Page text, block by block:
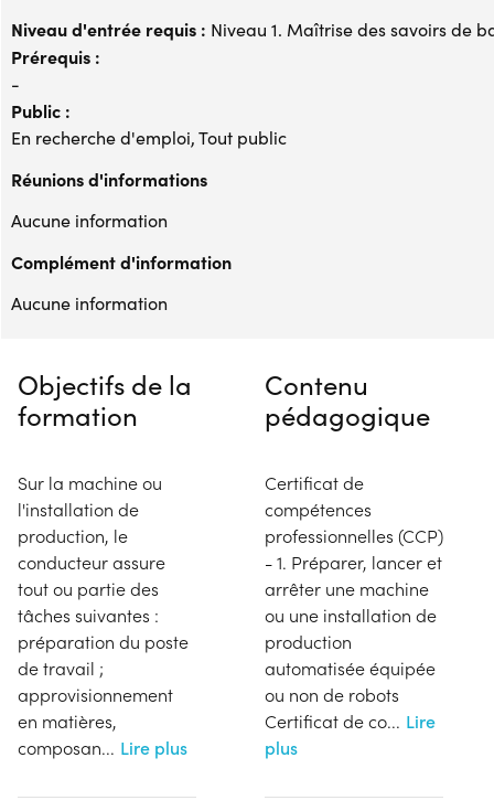
Niveau d'entrée requis : Niveau 1. Maîtrise des savoirs de
Prérequis :
-
Public :
En recherche d'emploi, Tout public
Réunions d'informations
Aucune information
Complément d'information
Aucune information
Objectifs de la
formation
Sur la machine ou
l'installation de
production, le
conducteur assure
tout ou partie des
tâches suivantes :
préparation du poste
de travail ;
approvisionnement
en matières,
composan... Lire plus
Contenu
pédagogique
Certificat de
compétences
professionnelles (CCP)
- 1. Préparer, lancer et
arrêter une machine
ou une installation de
production
automatisée équipée
ou non de robots
Certificat de co... Lire
plus